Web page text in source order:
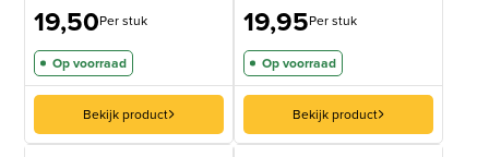
19,50Per stuk
Op voorraad
Bekijk product
19,95Per stuk
Op voorraad
Bekijk product